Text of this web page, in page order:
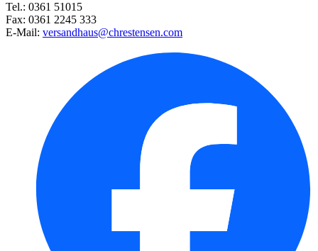
Knollensellerie Monarch
Pac Choi Joi Choi, F1
Pflücksalat Lollo
Tel.: 0361 51015
Fax: 0361 2245 333
E-Mail: versandhaus@chrestensen.com